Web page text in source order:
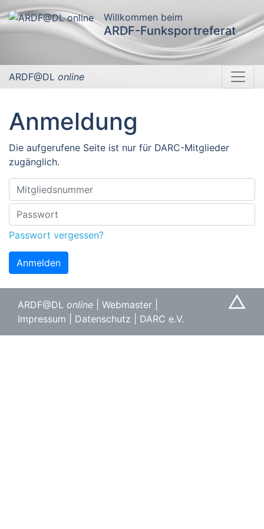
Willkommen beim
ARDF-Funksportreferat
ARDF@DL online
Anmeldung
Die aufgerufene Seite ist nur für DARC-Mitglieder
zugänglich.
Passwort vergessen?
Anmelden
△
ARDF@DL online Webmaster
Impressum
Datenschutz DARC e.V.